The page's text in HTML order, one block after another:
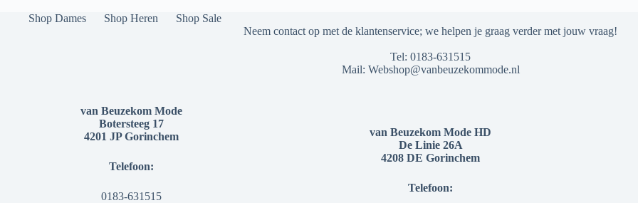
Shop Dames Shop Heren
Shop Sale
Neem contact op met de klantenservice; we helpen je graag verder met jouw vraag!
Tel:0183-631515
Mail: Webshop@vanbeuzekommode.nl
van Beuzekom Mode
Botersteeg 17
4201 JP Gorinchem
Telefoon:
0183-631515
van Beuzekom Mode HD
De Linie 26A
4208 DE Gorinchem
Telefoon: